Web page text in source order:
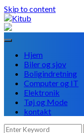
Skip to content
Hjem
Biler og sjov
Boligindretning
Computer og IT
Elektronik
Tøj og Mode
kontakt